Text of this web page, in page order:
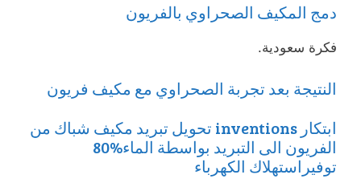
دمج المكيف الصحراوي بالفريون
فكرة سعودية.
النتيجة بعد تجربة الصحراوي مع مكيف فريون
ابتكار inventions تحويل تبريد مكيف شباك من
الفريون الى التبريد بواسطة الماء%80
توفيراستهلاك الكهرباء